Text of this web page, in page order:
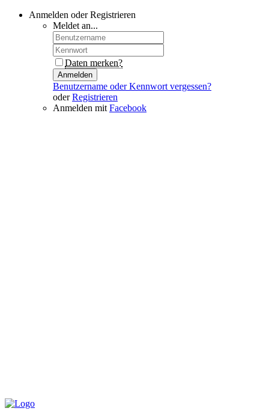
Anmelden oder Registrieren
Meldet an...
Daten merken?
Anmelden
Benutzername oder Kennwort vergessen?
oderRegistrieren
Anmelden mit Facebook